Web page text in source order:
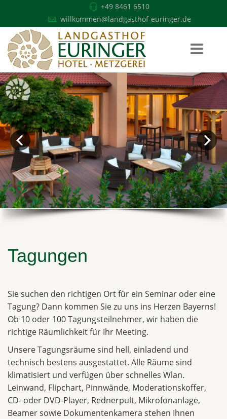
+49 8461 6510
willkommen@landgasthof-euringer.de
Tagungen
Sie suchen den richtigen Ort für ein Seminar oder eine
Tagung? Dann kommen Sie zu uns ins Herzen Bayerns!
Ob 10 oder 100 Tagungsteilnehmer, wir haben die
richtige Räumlichkeit für Ihr Meeting.
Unsere Tagungsräume sind hell, einladend und
technisch bestens ausgestattet. Alle Räume sind
klimatisiert und verfügen über schnelles Wlan.
Leinwand, Flipchart, Pinnwände, Moderationskoffer,
CD- oder DVD-Player, Rednerpult, Mikrofonanlage,
Beamer sowie Dokumentenkamera stehen Ihnen